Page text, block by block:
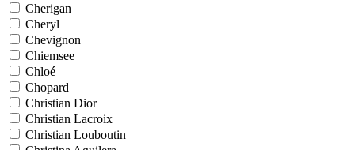
Cherigan
Cheryl
Chevignon
Chiemsee
Chloé
Chopard
Christian Dior
Christian Lacroix
Christian Louboutin